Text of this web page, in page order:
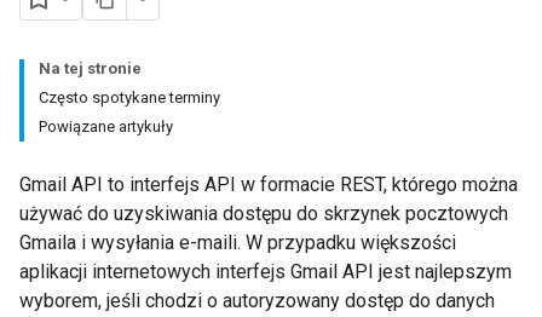
Na tej stronie
Często spotykane terminy
Powiązane artykuły
Gmail API to interfejs API w formacie REST, którego można
używać do uzyskiwania dostępu do skrzynek pocztowych
Gmaila i wysyłania e-maili. W przypadku większości
aplikacji internetowych interfejs Gmail API jest najlepszym
wyborem, jeśli chodzi o autoryzowany dostęp do danych